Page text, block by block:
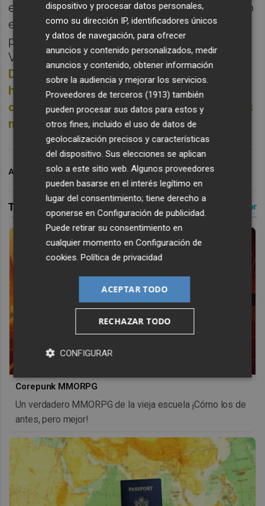
entorno del central siempre ha argumentado
en los últimos meses que prioriza el
proyecto para ampliar su vinculación con el
Valencia CF.Como ya desveló Plaza
Deportiva hace una semana, el Valencia CF
hará una última intentona para renovar el
contrato de Mosquera, que tiene un interés
muy fuerte del Leipzig.
ARCHIVADO EN VALENCIA CF
Corepunk MMORPG
Un verdadero MMORPG de la vieja escuela ¡Cómo los de
antes, pero mejor!
dispositivo y procesar datos personales,
como su dirección IP, identificadores únicos
y datos de navegación, para ofrecer
anuncios y contenido personalizados, medir
anuncios y contenido, obtener información
sobre la audiencia y mejorar los servicios.
Proveedores de terceros (1913) también
pueden procesar sus datos para estos y
otros fines, incluido el uso de datos de
geolocalización precisos y características
del dispositivo. Sus elecciones se aplican
solo a este sitio web. Algunos proveedores
pueden basarse en el interés legítimo en
lugar del consentimiento; tiene derecho a
oponerse enConfiguración de publicidad.
Puede retirar su consentimiento en
cualquier momento enConfiguración de
cookies.Política de privacidad
ACEPTAR TODO
RECHAZAR TODO
CONFIGURAR